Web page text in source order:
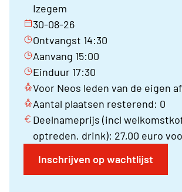
Izegem
30-08-26
Ontvangst 14:30
Aanvang 15:00
Einduur 17:30
Voor Neos leden van de eigen
Aantal plaatsen resterend: 0
Deelnameprijs (incl
optreden, drink): 27,00 euro
Inschrijven op wachtlijst